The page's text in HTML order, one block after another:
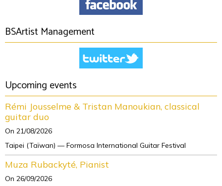
BSArtist Management
Upcoming events
Rémi Jousselme & Tristan Manoukian, classical
guitar duo
On 21/08/2026
Taipei (Taïwan) — Formosa International Guitar Festival
Muza Rubackyté, Pianist
On 26/09/2026